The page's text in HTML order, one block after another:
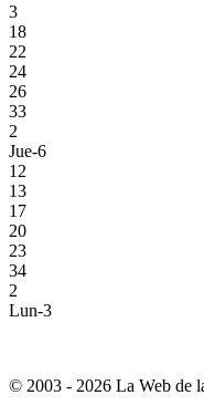
3
18
22
24
26
33
2
Jue-6
12
13
17
20
23
34
2
Lun-3
© 2003 - 2026 La Web de